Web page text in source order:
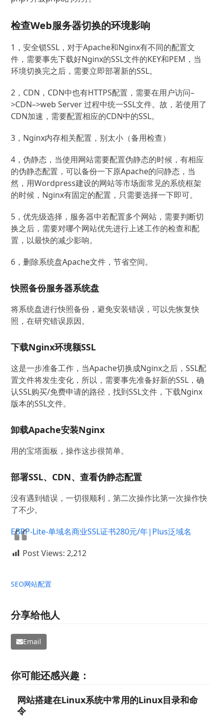
检查Web服务器切换的环境影响
1，安全锁SSL，对于Apache和Nginx有不同的配置文
件，需要事先下载好Nginx的SSL文件的KEY和PEM，当
环境切换完之后，需要立即部署新的SSL。
2，CDN，CDN中也有HTTPS配置，需要在用户访问–
>CDN–>web Server 过程中统一SSL文件。故，若使用了
CDN加速，需要配置相应的CDN中的SSL。
3，Nginx内存相关配置，别太小（备用检查）
4，伪静态，当使用网站需要配置伪静态的时候，有相应
的伪静态配置，可以备份一下原Apache的问静态，当
然，用Wordpress建设的网站等市场面常见的系统框架
的时候，Nginx有固定的配置，只需要选择一下即可。
5，优先级选择，服务器中若配置多个网站，需要判断切
换之后，需要对哪个网站优先进行上述工作的检查和配
置，以最快的减少影响。
6，删除系统盘Apache文件，节省空间。
快照备份服务器系统盘
将系统盘进行快照备份，避免安装错误，可以先恢复快
照，在研究错误原因。
下载Nginx环境额SSL
这是一步准备工作，当Apache切换成Nginx之后，SSL配
置文件将发生变化，所以，需要事先准备好新的SSL，确
认SSL购买/免费申请的路径，找到SSL文件，下载Nginx
版本的SSL文件。
卸载Apache安装Nginx
用的宝塔面板，操作这步很简单。
部署SSL、CDN、查看伪静态配置
没有遇到错误，一切很顺利，第二次操作比第一次操作快
了不少。
EBRP-Lite-单域名商业SSL证书280元/年|Plus泛域名
Post Views: 2,212
SEO网站配置
分享给他人
Email
你可能还感兴趣：
网站搭建在Linux系统中常用的Linux目录和命
令